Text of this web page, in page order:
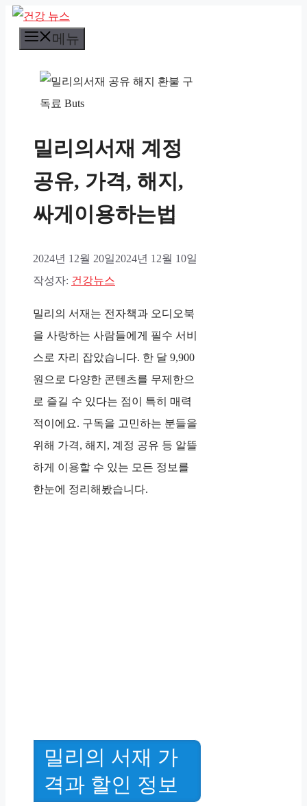
컨
메뉴
밀리의서재 계정
공유, 가격, 해지,
싸게이용하는법
2024년 12월 20일2024년 12월 10일
작성자: 건강뉴스
밀리의 서재는 전자책과 오디오북
을 사랑하는 사람들에게 필수 서비
스로 자리 잡았습니다. 한 달 9,900
원으로 다양한 콘텐츠를 무제한으
로 즐길 수 있다는 점이 특히 매력
적이에요. 구독을 고민하는 분들을
위해 가격, 해지, 계정 공유 등 알뜰
하게 이용할 수 있는 모든 정보를
한눈에 정리해봤습니다.
밀리의 서재 가
격과 할인 정보